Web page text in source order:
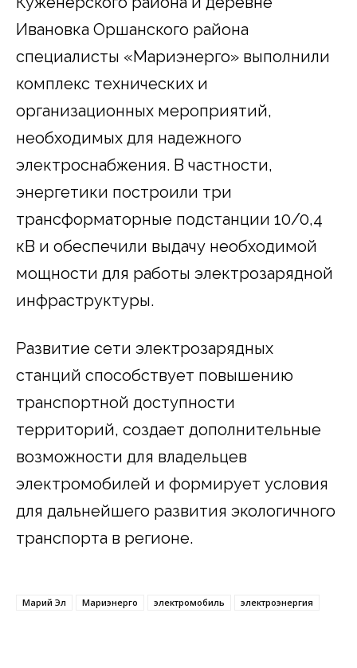
Ивановка Оршанского района
специалисты «Мариэнерго» выполнили
комплекс технических и
организационных мероприятий,
необходимых для надежного
электроснабжения. В частности,
энергетики построили три
трансформаторные подстанции 10/0,4
кВ и обеспечили выдачу необходимой
мощности для работы электрозарядной
инфраструктуры.
Развитие сети электрозарядных
станций способствует повышению
транспортной доступности
территорий, создает дополнительные
возможности для владельцев
электромобилей и формирует условия
для дальнейшего развития экологичного
транспорта в регионе.
Марий Эл Мариэнерго электромобиль электроэнергия